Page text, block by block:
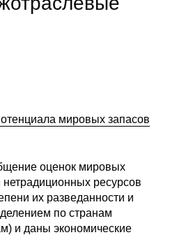
мировых запасов
оценок мировых
ресурсов
их разведанности и
по странам
и даны экономические